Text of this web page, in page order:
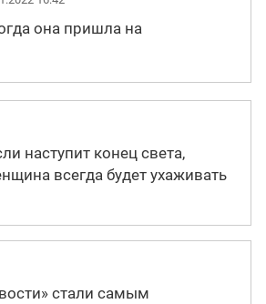
она пришла на
наступит конец света,
всегда будет ухаживать
стали самым